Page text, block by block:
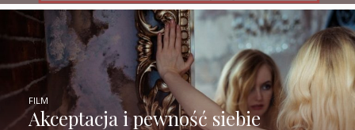
Akceptacja i pewność siebie
FILM